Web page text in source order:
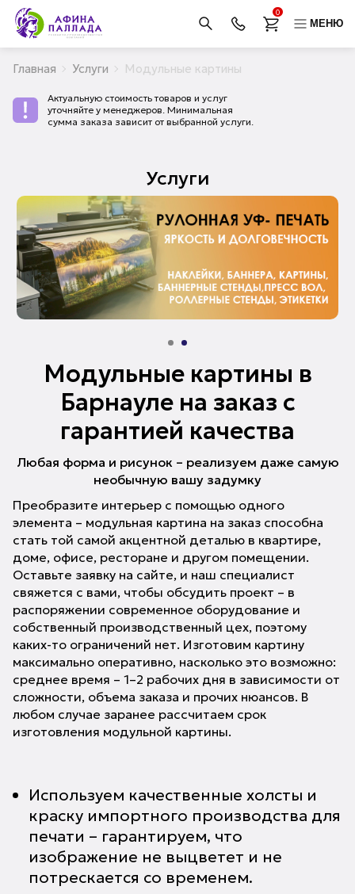
0
МЕНЮ
Главная Услуги Модульные картины
Актуальную стоимость товаров и услуг
уточняйте у менеджеров. Минимальная
сумма заказа зависит от выбранной услуги.
Услуги
Модульные картины в
Барнауле на заказ с
гарантией качества
Любая форма и рисунок – реализуем даже самую
необычную вашу задумку
Преобразите интерьер с помощью одного
элемента – модульная картина на заказ способна
стать той самой акцентной деталью в квартире,
доме, офисе, ресторане и другом помещении.
Оставьте заявку на сайте, и наш специалист
свяжется с вами, чтобы обсудить проект – в
распоряжении современное оборудование и
собственный производственный цех, поэтому
каких-то ограничений нет. Изготовим картину
максимально оперативно, насколько это возможно:
среднее время – 1–2 рабочих дня в зависимости от
сложности, объема заказа и прочих нюансов. В
любом случае заранее рассчитаем срок
изготовления модульной картины.
Используем качественные холсты и
краску импортного производства для
печати – гарантируем, что
изображение не выцветет и не
потрескается со временем.